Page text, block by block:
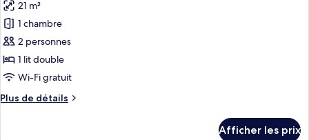
les
photos
pour
ce
type
chambre :
21 m²
1 chambre
2 personnes
1 lit double
Wi-Fi gratuit
Plus de détails
Plus
Afficher les prix